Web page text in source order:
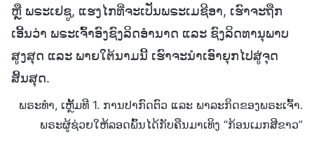
ຫຼື ພຣະເຢຊູ, ແຮງໄກທີ່ຈະເປັນພຣະເມຊີອາ, ເຮົາຈະຖືກ
ເອີ້ນວ່າ ພຣະເຈົ້າອົງຊົງລິດອໍານາດ ແລະ ຊົງລິດທານຸພາບ
ສູງສຸດ ແລະ ພາຍໃຕ້ນາມນີ້ ເຮົາຈະນຳເອົາຍຸກໄປສູ່ຈຸດ
ສິ້ນສຸດ.
ພຣະທຳ, ເຫຼັ້ມທີ 1. ການປາກົດຕົວ ແລະ ພາລະກິດຂອງພຣະເຈົ້າ.
ພຣະຜູ້ຊ່ວຍໃຫ້ລອດພົ້ນໄດ້ກັບຄືນມາເທິງ “ກ້ອນເມກສີຂາວ”